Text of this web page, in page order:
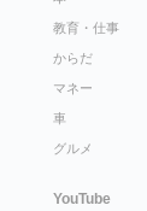
教育・仕事
からだ
マネー
車
グルメ
YouTube